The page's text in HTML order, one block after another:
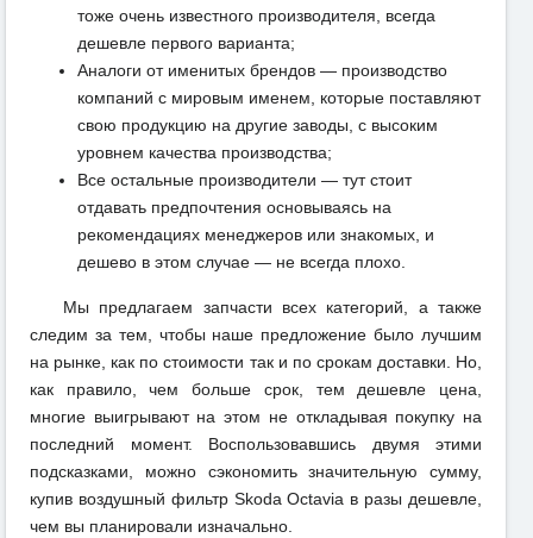
тоже очень известного производителя, всегда
дешевле первого варианта;
Аналоги от именитых брендов — производство
компаний с мировым именем, которые поставляют
свою продукцию на другие заводы, с высоким
уровнем качества производства;
Все остальные производители — тут стоит
отдавать предпочтения основываясь на
рекомендациях менеджеров или знакомых, и
дешево в этом случае — не всегда плохо.
Мы предлагаем запчасти всех категорий, а также
следим за тем, чтобы наше предложение было лучшим
на рынке, как по стоимости так и по срокам доставки. Но,
как правило, чем больше срок, тем дешевле цена,
многие выигрывают на этом не откладывая покупку на
последний момент. Воспользовавшись двумя этими
подсказками, можно сэкономить значительную сумму,
купив воздушный фильтр Skoda Octavia в разы дешевле,
чем вы планировали изначально.